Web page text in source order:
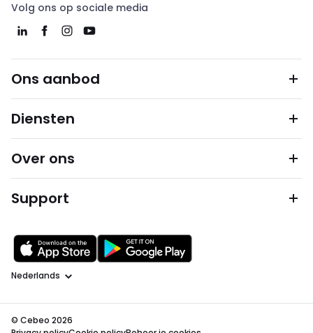
Volg ons op sociale media
Ons aanbod
Diensten
Over ons
Support
Taal
© Cebeo 2026